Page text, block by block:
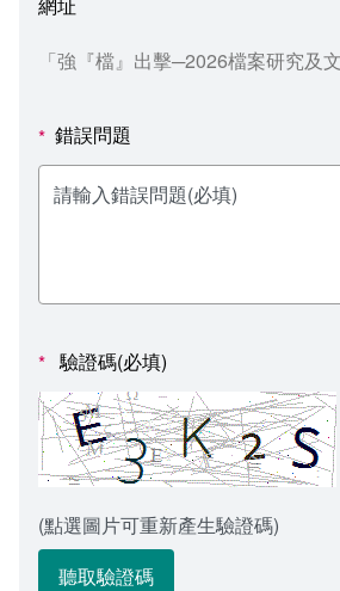
線上報名查詢
秘書處出納組
教學媒體處
電算中心
人事室
健康管理與促進學系
校園行事曆
教室‧會議室預約系統
線上報修最新消息
政府公開資訊
意見信箱
各單位意見信箱
諮詢信箱進度查詢
影音資訊
「強『檔』出擊─2026檔案研究及
* 錯誤問題
* 驗證碼(必填)
(點選圖片可重新產生驗證碼)
聽取驗證碼